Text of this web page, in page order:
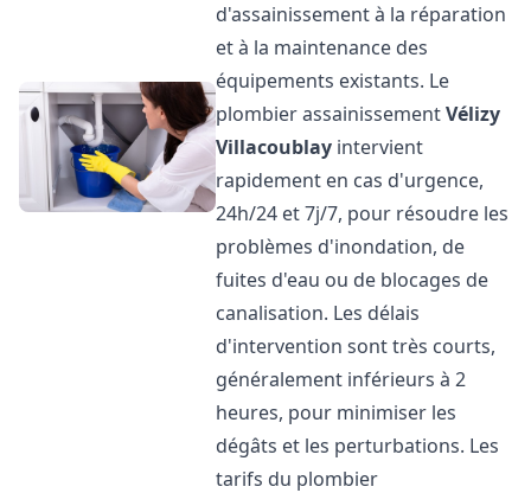
d'assainissement à la réparation
et à la maintenance des
équipements existants. Le
plombier assainissementVélizy
Villacoublay intervient
rapidement en cas d'urgence,
24h/24 et 7j/7, pour résoudre les
problèmes d'inondation, de
fuites d'eau ou de blocages de
canalisation. Les délais
d'intervention sont très courts,
généralement inférieurs à 2
heures, pour minimiser les
dégâts et les perturbations. Les
tarifs du plombier